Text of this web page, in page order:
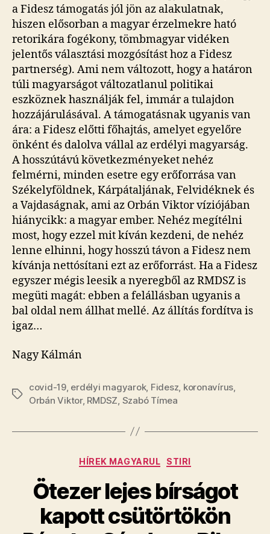
a Fidesz támogatás jól jön az alakulatnak,
hiszen elősorban a magyar érzelmekre ható
retorikára fogékony, tömbmagyar vidéken
jelentős választási mozgósítást hoz a Fidesz
partnerség). Ami nem változott, hogy a határon
túli magyarságot változatlanul politikai
eszköznek használják fel, immár a tulajdon
hozzájárulásával. A támogatásnak ugyanis van
ára: a Fidesz előtti főhajtás, amelyet egyelőre
önként és dalolva vállal az erdélyi magyarság.
A hosszútávú következményeket nehéz
felmérni, minden esetre egy erőforrása van
Székelyföldnek, Kárpátaljának, Felvidéknek és
a Vajdaságnak, ami az Orbán Viktor víziójában
hiánycikk: a magyar ember. Nehéz megítélni
most, hogy ezzel mit kíván kezdeni, de nehéz
lenne elhinni, hogy hosszú távon a Fidesz nem
kívánja nettósítani ezt az erőforrást. Ha a Fidesz
egyszer mégis leesik a nyeregből az RMDSZ is
megüti magát: ebben a felállásban ugyanis a
bal oldal nem állhat mellé. Az állítás fordítva is
igaz…
Nagy Kálmán
Tags
covid-19, erdélyi magyarok, Fidesz koronavírus
Orbán Viktor, RMDSZ Szabó Tímea
Categories
HÍREK MAGYARUL STIRI
Ötezer lejes bírságot
kapott csütörtökön